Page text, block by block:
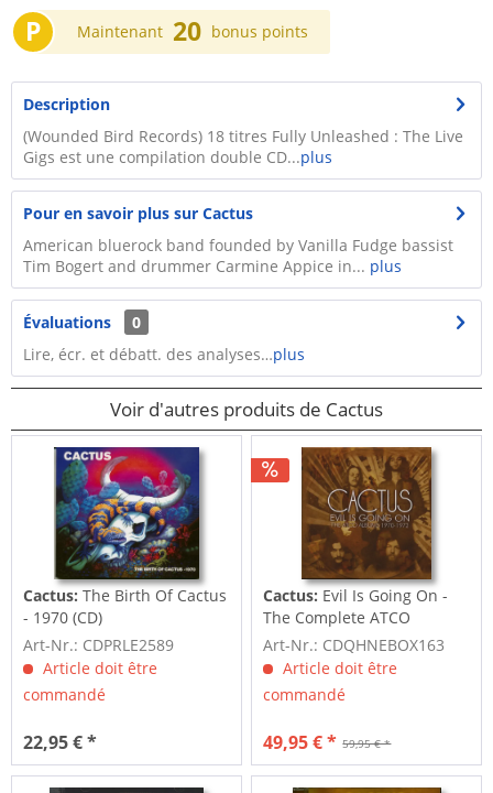
P Maintenant 20 bonus points
Description
(Wounded Bird Records) 18 titres Fully Unleashed : The Live
Gigs est une compilation double CD...plus
Pour en savoir plus sur Cactus
American bluerock band founded by Vanilla Fudge bassist
Tim Bogert and drummer Carmine Appice in... plus
Évaluations
0
Lire, écr. et débatt. des analyses…plus
Voir d'autres produits de Cactus
Cactus: The Birth Of Cactus
- 1970 (CD)
Art-Nr.: CDPRLE2589
Article doit être
commandé
22,95 € *
Cactus: Evil Is Going On -
The Complete ATCO
Recordings...
Art-Nr.: CDQHNEBOX163
Article doit être
commandé
59,95 € *
49,95 € *